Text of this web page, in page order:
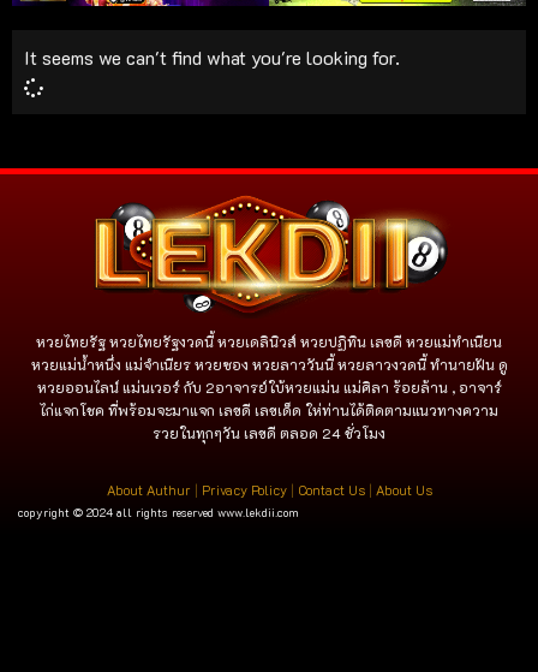
It seems we can't find what you're looking for.
หวยไทยรัฐ หวยไทยรัฐงวดนี้ หวยเดลินิวส์ หวยปฏิทิน เลขดี หวยแม่ทำเนียน
หวยแม่น้ำหนึ่ง แม่จําเนียร หวยซอง หวยลาววันนี้ หวยลาวงวดนี้ ทำนายฝัน ดู
หวยออนไลน์ แม่นเวอร์ กับ 2อาจารย์ใบ้หวยแม่น แม่ศิลา ร้อยล้าน , อาจาร์
ไก่แจกโชค ที่พร้อมจะมาแจก เลขดี เลขเด็ด ให่ท่านได้ติดตามแนวทางความ
รวยในทุกๆวัน เลขดี ตลอด 24 ชั่วโมง
About Authur | Privacy Policy| Contact Us| About Us
copyright © 2024 all rights reserved www.lekdii.com